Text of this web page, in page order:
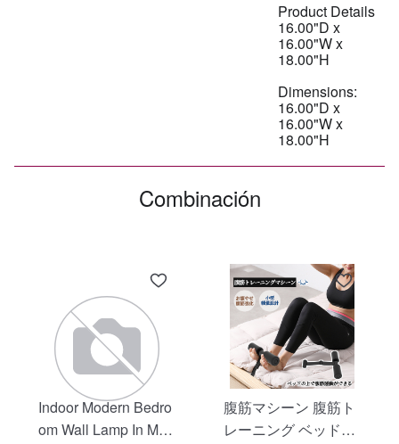
Product Details
16.00"D x
16.00"W x
18.00"H
Dimensions:
16.00"D x
16.00"W x
Combinación
Indoor Modern Bedro
om Wall Lamp In Matt
腹筋マシーン 腹筋ト
レーニング ベッド固